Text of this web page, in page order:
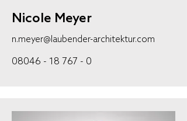
Nicole Meyer
n.meyer@laubender-architektur.com
08046 - 18 767 - 0